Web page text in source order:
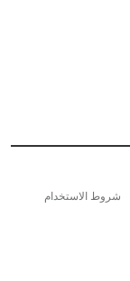
شروط الاستخدام